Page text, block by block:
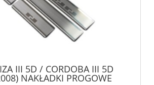
III 5D / CORDOBA III 5D
NAKŁADKI PROGOWE